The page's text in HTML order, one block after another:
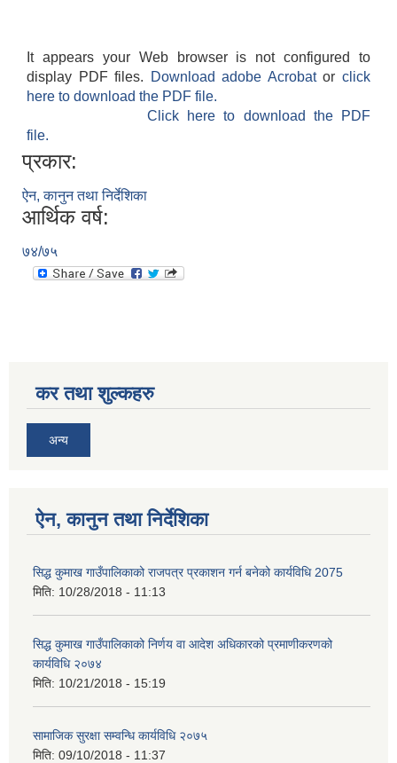
It appears your Web browser is not configured to
display PDF files.
Download adobe Acrobatorclick
here to download the PDF file.
Click here to download the PDF
file.
प्रकार:
ऐन, कानुन तथा निर्देशिका
आर्थिक वर्ष:
७४/७५
कर तथा शुल्कहरु
अन्य
ऐन, कानुन तथा निर्देशिका
सिद्ध कुमाख गाउँपालिकाको राजपत्र प्रकाशन गर्न बनेको कार्यविधि 2075
मिति: 10/28/2018 - 11:13
सिद्ध कुमाख गाउँपालिकाको निर्णय वा आदेश अधिकारको प्रमाणीकरणको
कार्यविधि २०७४
मिति: 10/21/2018 - 15:19
सामाजिक सुरक्षा सम्वन्धि कार्यविधि २०७५
मिति: 09/10/2018 - 11:37